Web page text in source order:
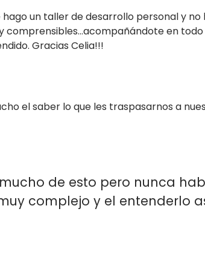
hago un taller de desarrollo personal y
comprensibles…acompañándote en todo
Gracias Celia!!!
el saber lo que les traspasarnos a
de esto pero nunca
complejo y el entenderlo